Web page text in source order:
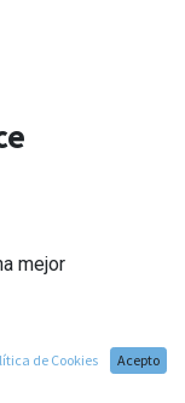
mejor
de Cookies Acepto